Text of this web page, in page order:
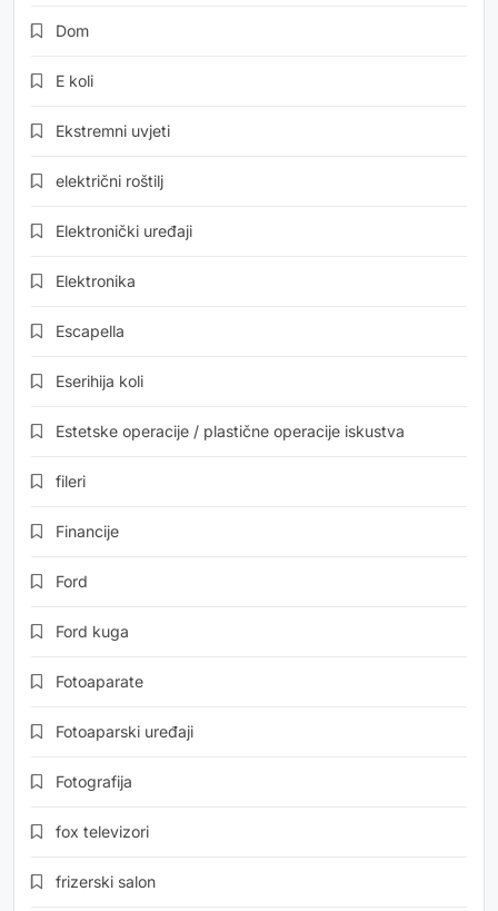
Dom
E koli
Ekstremni uvjeti
električni roštilj
Elektronički uređaji
Elektronika
Escapella
Eserihija koli
Estetske operacije / plastične operacije iskustva
fileri
Financije
Ford
Ford kuga
Fotoaparate
Fotoaparski uređaji
Fotografija
fox televizori
frizerski salon